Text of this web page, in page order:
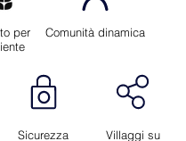
per
Comunità dinamica
Sicurezza
Villaggi su